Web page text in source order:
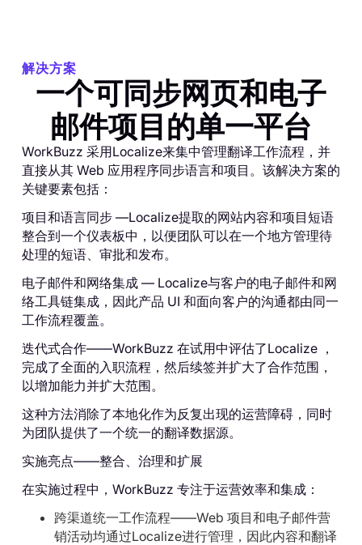
解决方案
一个可同步网页和电子
邮件项目的单一平台
WorkBuzz 采用Localize来集中管理翻译工作流程，并
直接从其 Web 应用程序同步语言和项目。该解决方案的
关键要素包括：
项目和语言同步 —Localize提取的网站内容和项目短语
整合到一个仪表板中，以便团队可以在一个地方管理待
处理的短语、审批和发布。
电子邮件和网络集成 — Localize与客户的电子邮件和网
络工具链集成，因此产品 UI 和面向客户的沟通都由同一
工作流程覆盖。
迭代式合作——WorkBuzz 在试用中评估了Localize ，
完成了全面的入职流程，然后续签并扩大了合作范围，
以增加能力并扩大范围。
这种方法消除了本地化作为反复出现的运营障碍，同时
为团队提供了一个统一的翻译数据源。
实施亮点——整合、治理和扩展
在实施过程中，WorkBuzz 专注于运营效率和集成：
跨渠道统一工作流程——Web 项目和电子邮件营
销活动均通过Localize进行管理，因此内容和翻译